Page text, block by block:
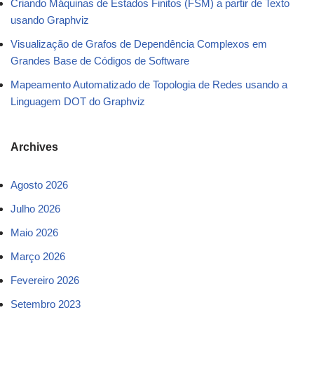
Criando Máquinas de Estados Finitos (FSM) a partir de Texto
usando Graphviz
Visualização de Grafos de Dependência Complexos em
Grandes Base de Códigos de Software
Mapeamento Automatizado de Topologia de Redes usando a
Linguagem DOT do Graphviz
Archives
Agosto 2026
Julho 2026
Maio 2026
Março 2026
Fevereiro 2026
Setembro 2023